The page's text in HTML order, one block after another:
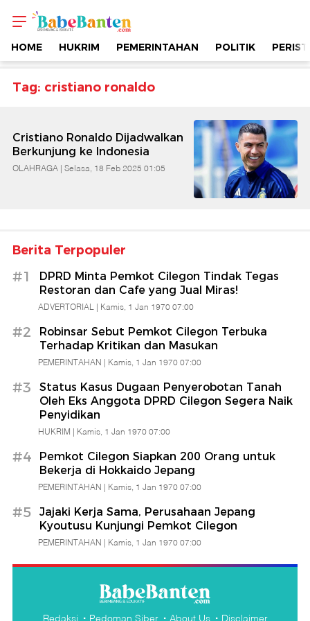
Topik
-
Cristiano
Ronaldo
&
Edukatif
Babe
Banten
HOME HUKRIM PEMERINTAHAN POLITIK
Tag: cristiano ronaldo
Cristiano Ronaldo Dijadwalkan
Berkunjung ke Indonesia
OLAHRAGA | Selasa, 18 Feb 2025 01:05
Berita Terpopuler
#1
DPRD Minta Pemkot Cilegon Tindak Tegas
Restoran dan Cafe yang Jual Miras!
ADVERTORIAL | Kamis, 1 Jan 1970 07:00
#2
Robinsar Sebut Pemkot Cilegon Terbuka
Terhadap Kritikan dan Masukan
PEMERINTAHAN | Kamis, 1 Jan 1970 07:00
#3
Status Kasus Dugaan Penyerobotan Tanah
Oleh Eks Anggota DPRD Cilegon Segera Naik
Penyidikan
HUKRIM | Kamis, 1 Jan 1970 07:00
#4
Pemkot Cilegon Siapkan 200 Orang untuk
Bekerja di Hokkaido Jepang
PEMERINTAHAN | Kamis, 1 Jan 1970 07:00
#5
Jajaki Kerja Sama, Perusahaan Jepang
Kyoutusu Kunjungi Pemkot Cilegon
PEMERINTAHAN | Kamis, 1 Jan 1970 07:00
Redaksi Pedoman Siber About Us Disclaimer